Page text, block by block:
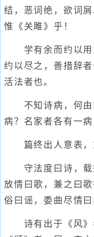
结，恶词绝，欲词
惟《关雎》乎！
学有余而约以用
约以尽之，善措辞
活法者也。
不知诗病，何由
病？名家者各有一
篇终出人意表，
守法度曰诗，载
放情曰歌，兼之曰
俗曰谣，委曲尽情曰
诗有出于《风》